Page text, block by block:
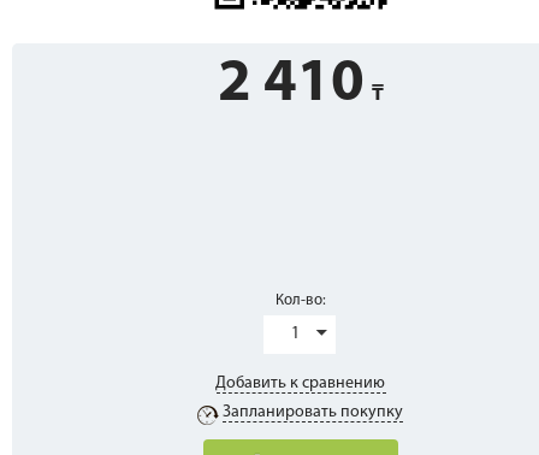
2 410
Кол-во:
1
Добавить к сравнению
Запланировать покупку